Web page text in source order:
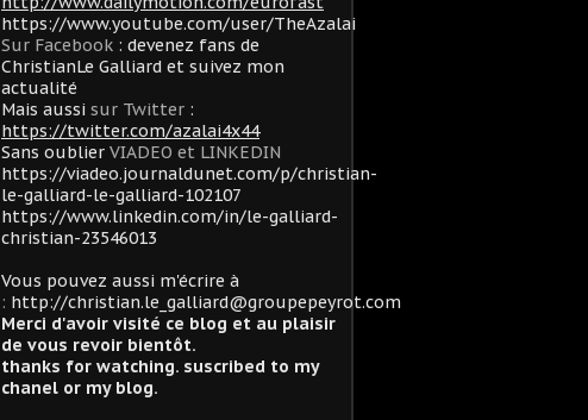
https://www.youtube.com/user/TheAzalai
Sur Facebook : devenez fans de
ChristianLe Galliard et suivez mon
actualité
Mais aussi sur Twitter :
https://twitter.com/azalai4x44
Sans oublier VIADEO et LINKEDIN
https://viadeo.journaldunet.com/p/christian-
le-galliard-le-galliard-102107
https://www.linkedin.com/in/le-galliard-
christian-23546013
Vous pouvez aussi m'écrire à
: http://christian.le_galliard@groupepeyrot.com
Merci d'avoir visité ce blog et au plaisir
de vous revoir bientôt.
thanks for watching. suscribed to my
chanel or my blog.